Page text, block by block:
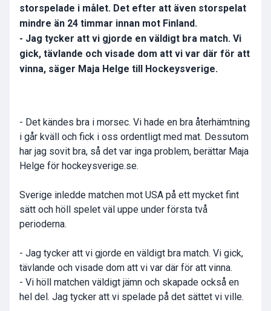
storspelade i målet. Det efter att även storspelat
mindre än 24 timmar innan mot Finland.
- Jag tycker att vi gjorde en väldigt bra match. Vi
gick, tävlande och visade dom att vi var där för att
vinna, säger Maja Helge till Hockeysverige.
- Det kändes bra i morsec. Vi hade en bra återhämtning
i går kväll och fick i oss ordentligt med mat. Dessutom
har jag sovit bra, så det var inga problem, berättar Maja
Helge för hockeysverige.se.
Sverige inledde matchen mot USA på ett mycket fint
sätt och höll spelet väl uppe under första två
perioderna.
- Jag tycker att vi gjorde en väldigt bra match. Vi gick,
tävlande och visade dom att vi var där för att vinna.
- Vi höll matchen väldigt jämn och skapade också en
hel del. Jag tycker att vi spelade på det sättet vi ville.